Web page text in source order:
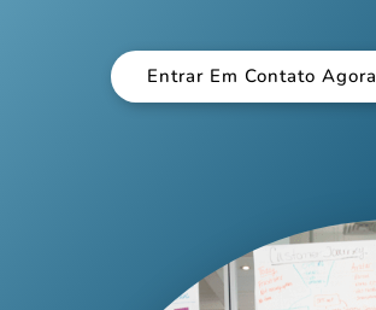
Entrar Em Contato Agora